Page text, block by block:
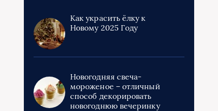
Как украсить ёлку к
Новому 2025 Году
Новогодняя свеча-
мороженое – отличный
способ декорировать
новогоднюю вечеринку